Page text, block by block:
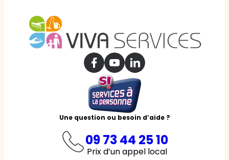
Une question ou besoin d’aide ?
09 73 44 25 10
Prix d’un appel local